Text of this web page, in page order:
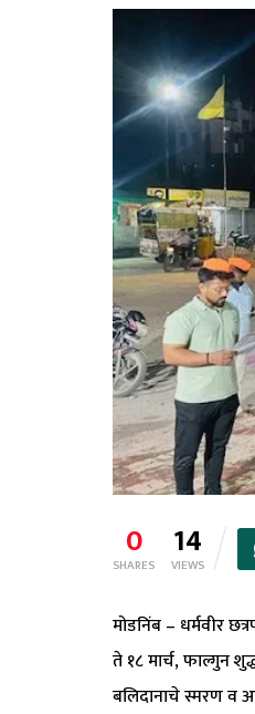
0
SHARES 14
VIEWS
मोडनिंब – धर्मवीर
ते १८ मार्च, फाल्गुन
बलिदानाचे स्मरण व